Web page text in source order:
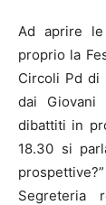
Ad aprire
proprio la
Circoli Pd di
dai Giovani
dibattiti in
18.30 si